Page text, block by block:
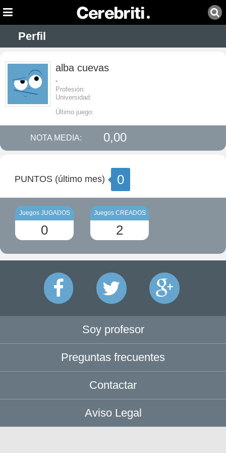
Perfil
alba cuevas
-
Profesión:
Universidad:
Último juego:
NOTA MEDIA: 0,00
PUNTOS (último mes) 0
Juegos JUGADOS
0
Juegos CREADOS
2
Soy profesor
Preguntas frecuentes
Contactar
Aviso Legal